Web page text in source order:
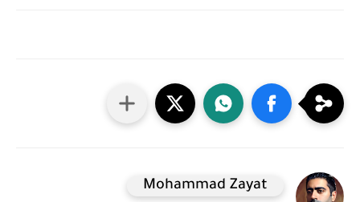
Mohammad Zayat